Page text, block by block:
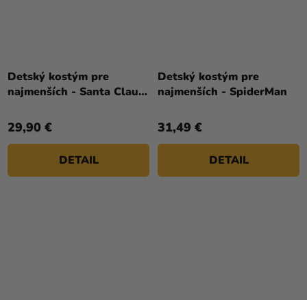
Detský kostým pre
najmenších - Santa Claus
29,90 €
DETAIL
Detský kostým pre
najmenších - SpiderMan
31,49 €
DETAIL